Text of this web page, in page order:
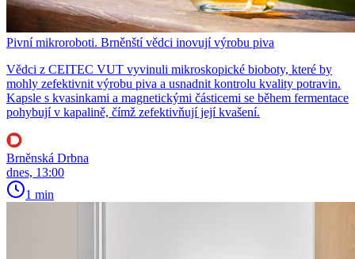
Pivní mikroroboti. Brněnští vědci inovují výrobu piva
Vědci z CEITEC VUT vyvinuli mikroskopické bioboty, které by
mohly zefektivnit výrobu piva a usnadnit kontrolu kvality potravin.
Kapsle s kvasinkami a magnetickými částicemi se během fermentace
pohybují v kapalině, čímž zefektivňují její kvašení.
Brněnská Drbna
dnes, 13:00
1 min